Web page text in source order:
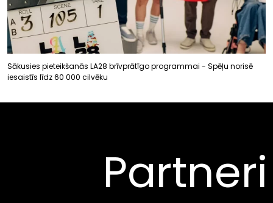
Sākusies pieteikšanās LA28 brīvprātīgo programmai - Spēļu norisē
iesaistīs līdz 60 000 cilvēku
Partneri